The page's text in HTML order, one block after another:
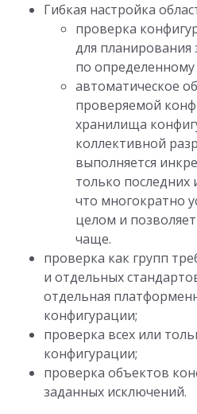
Гибкая настройка
проверка
для планирования
по
автоматическое
проверяемой
хранилища
коллективной
выполняется
только
что многократно
целом и
чаще.
проверка как групп
и отдельных
отдельная
конфигурации;
проверка всех или
конфигурации;
проверка объектов
заданных исключений.